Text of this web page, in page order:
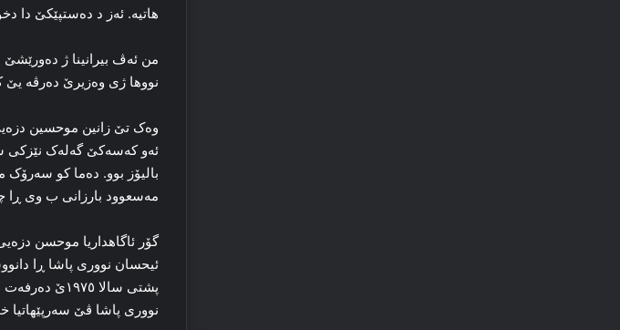
ھاتیە. ئه‌ز د ده‌ستپێکێ دا
من ئه‌ڤ بیرانینا ژ
نووها ژی وه‌زیرێ ده‌رڤه‌
وه‌ک تێ زانین موحسین
ئه‌و که‌سه‌کێ گه‌له‌ک نێزکی
بالیۆز بوو. ده‌ما کو
مه‌سعوود بارزانی ب وی ڕا‌
ئیحسان نووری پاشا ڕا
پشتی سالا
نووری پاشا ڤێ سه‌رپێهاتیا